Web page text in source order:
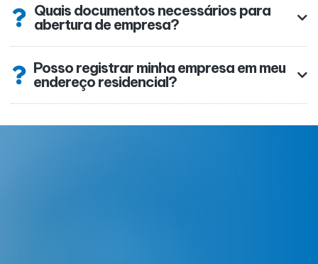
Quais documentos necessários para
abertura de empresa?
Posso registrar minha empresa em meu
endereço residencial?